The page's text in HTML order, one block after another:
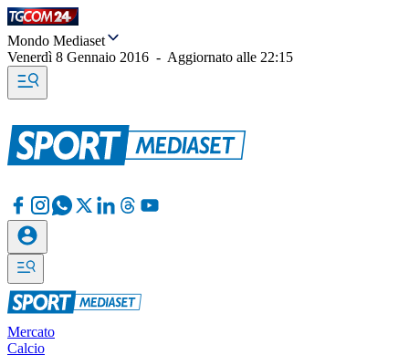
Mondo Mediaset
Venerdì 8 Gennaio 2016 - Aggiornato alle 22:15
Mercato
Calcio